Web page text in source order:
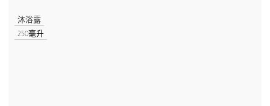
沐浴露
250毫升